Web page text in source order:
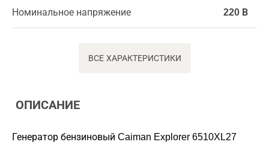
Номинальное напряжение 220 В
ВСЕ ХАРАКТЕРИСТИКИ
ОПИСАНИЕ
Генератор бензиновый Caiman Explorer 6510XL27